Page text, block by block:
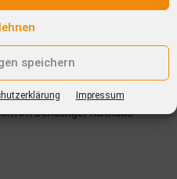
speichern
Impressum
Mietpreise,
Zusammenarbeit
Freiburgs neuer OB Martin
im Denzlinger Rathaus